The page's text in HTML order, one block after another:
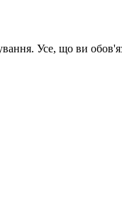
Усе, що ви